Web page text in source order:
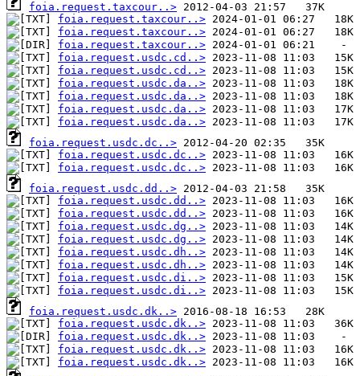
foia.request.taxcour..>
foia.request.taxcour..>
foia.request.taxcour..>
foia.request.taxcour..>
foia.request.usdc.cd..>
foia.request.usdc.cd..>
foia.request.usdc.da..>
foia.request.usdc.da..>
foia.request.usdc.da..>
foia.request.usdc.da..>
foia.request.usdc.dc..>
foia.request.usdc.dc..>
foia.request.usdc.dc..>
foia.request.usdc.dd..>
foia.request.usdc.dd..>
foia.request.usdc.dd..>
foia.request.usdc.dg..>
foia.request.usdc.dg..>
foia.request.usdc.dh..>
foia.request.usdc.dh..>
foia.request.usdc.di..>
foia.request.usdc.di..>
foia.request.usdc.dk..>
foia.request.usdc.dk..>
foia.request.usdc.dk..>
foia.request.usdc.dk..>
foia.request.usdc.dk..>